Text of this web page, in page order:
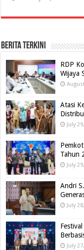
BERITA TERKINI
RDP
Wijaya
Atasi
July
Tahun
July
Andri
July
July